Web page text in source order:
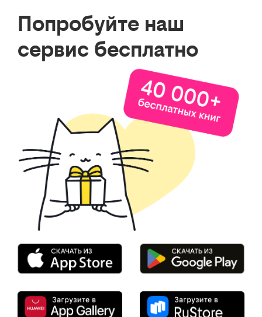
Попробуйте наш
сервис бесплатно